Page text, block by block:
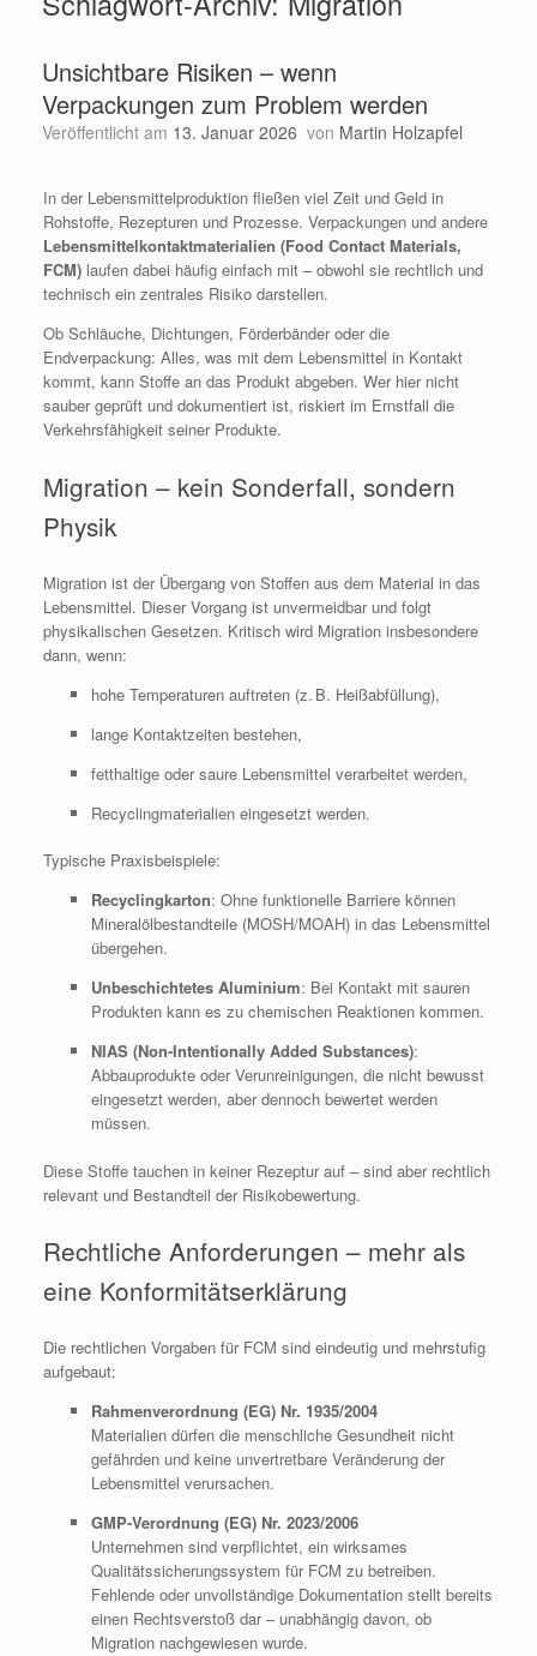
Unsichtbare Risiken – wenn
Verpackungen zum Problem werden
Veröffentlicht am 13. Januar 2026 von Martin Holzapfel
In der Lebensmittelproduktion fließen viel Zeit und Geld in
Rohstoffe, Rezepturen und Prozesse. Verpackungen und andere
Lebensmittelkontaktmaterialien (Food Contact Materials,
FCM) laufen dabei häufig einfach mit – obwohl sie rechtlich und
technisch ein zentrales Risiko darstellen.
Ob Schläuche, Dichtungen, Förderbänder oder die
Endverpackung: Alles, was mit dem Lebensmittel in Kontakt
kommt, kann Stoffe an das Produkt abgeben. Wer hier nicht
sauber geprüft und dokumentiert ist, riskiert im Ernstfall die
Verkehrsfähigkeit seiner Produkte.
Migration – kein Sonderfall, sondern
Physik
Migration ist der Übergang von Stoffen aus dem Material in das
Lebensmittel. Dieser Vorgang ist unvermeidbar und folgt
physikalischen Gesetzen. Kritisch wird Migration insbesondere
dann, wenn:
hohe Temperaturen auftreten (z. B. Heißabfüllung),
lange Kontaktzeiten bestehen,
fetthaltige oder saure Lebensmittel verarbeitet werden,
Recyclingmaterialien eingesetzt werden.
Typische Praxisbeispiele:
Recyclingkarton: Ohne funktionelle Barriere können
Mineralölbestandteile (MOSH/MOAH) in das Lebensmittel
übergehen.
Unbeschichtetes Aluminium: Bei Kontakt mit sauren
Produkten kann es zu chemischen Reaktionen kommen.
NIAS (Non-Intentionally Added Substances):
Abbauprodukte oder Verunreinigungen, die nicht bewusst
eingesetzt werden, aber dennoch bewertet werden
müssen.
Diese Stoffe tauchen in keiner Rezeptur auf – sind aber rechtlich
relevant und Bestandteil der Risikobewertung.
Rechtliche Anforderungen – mehr als
eine Konformitätserklärung
Die rechtlichen Vorgaben für FCM sind eindeutig und mehrstufig
aufgebaut:
Rahmenverordnung (EG) Nr. 1935/2004
Materialien dürfen die menschliche Gesundheit nicht
gefährden und keine unvertretbare Veränderung der
Lebensmittel verursachen.
GMP-Verordnung (EG) Nr. 2023/2006
Unternehmen sind verpflichtet, ein wirksames
Qualitätssicherungssystem für FCM zu betreiben.
Fehlende oder unvollständige Dokumentation stellt bereits
einen Rechtsverstoß dar – unabhängig davon, ob
Migration nachgewiesen wurde.